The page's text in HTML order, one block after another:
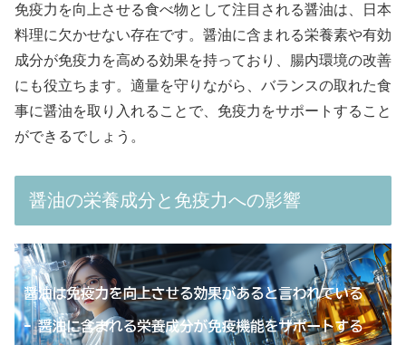
免疫力を向上させる食べ物として注目される醤油は、日本
料理に欠かせない存在です。醤油に含まれる栄養素や有効
成分が免疫力を高める効果を持っており、腸内環境の改善
にも役立ちます。適量を守りながら、バランスの取れた食
事に醤油を取り入れることで、免疫力をサポートすること
ができるでしょう。
醤油の栄養成分と免疫力への影響